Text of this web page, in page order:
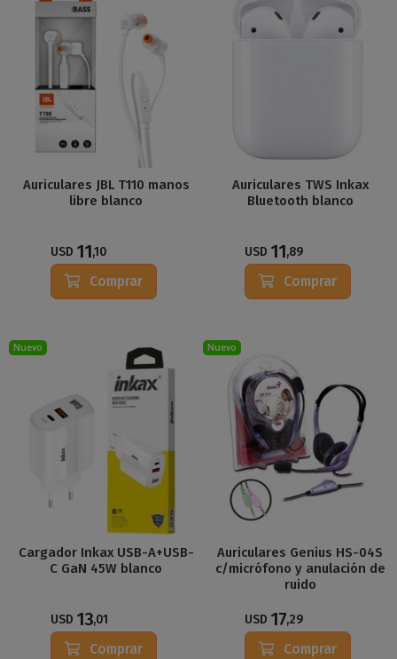
Auriculares JBL T110 manos
libre blanco
USD 11,10
Comprar
Auriculares TWS Inkax
Bluetooth blanco
USD 11,89
Comprar
Nuevo
Cargador Inkax USB-A+USB-
C GaN 45W blanco
USD 13,01
Comprar
Nuevo
Auriculares Genius HS-04S
c/micrófono y anulación de
ruido
USD 17,29
Comprar